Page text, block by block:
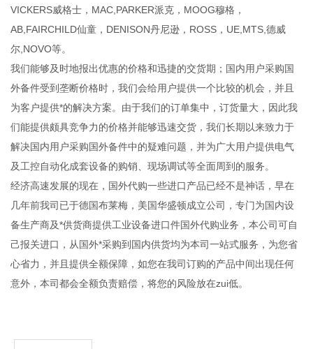
VICKERS威格士，MAC,PARKER派克，MOOG穆格，
AB,FAIRCHILD仙童，DENISON丹尼逊，ROSS，UE,MTS,德威
尔,NOVO等。
我们能够及时地报出优惠的价格和迅捷的交货期；国内用户采购国
外备件受到垄断价格时，我们会给用户提供一个比较的机会，并且
为客户提供*的解决方案。由于我们的订单集中，订货量大，因此我
们能提供颇具竞争力的价格并能够迅速交货，我们长期以来致力于
解决国内用户采购国外备件中的疑难问题，并为广大用户提供电气
及工控自动化成套设备的购销、现场调试等全面周到的服务。
经济高速发展的现在，国外代购一些进口产品已经不是神话，早在
几年前我司已于德国布莱梅，美国华盛顿成立公司，专门为国内设
备生产商及*供货商提供工业设备进口件国外代购业务，本公司可自
己报关进口，从国外*采购到国内供货均为本司一站式服务，为您省
心省力，并且提供全额保障，如您在我司订购的产品中间出现任何
意外，本司都会全额负责赔偿，将您的风险放在zui低。